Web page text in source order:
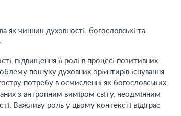
як чинник духовності: богословські та
підвищення її ролі в процесі позитивних
пошуку духовних орієнтирів існування
потребу в осмисленні як богословських,
з антропним виміром світу, неодмінним
Важливу роль у цьому контексті відіграє